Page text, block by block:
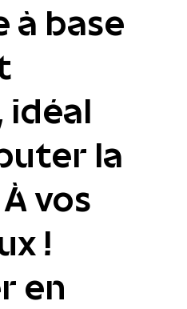
à base
idéal
la
vos
!
en